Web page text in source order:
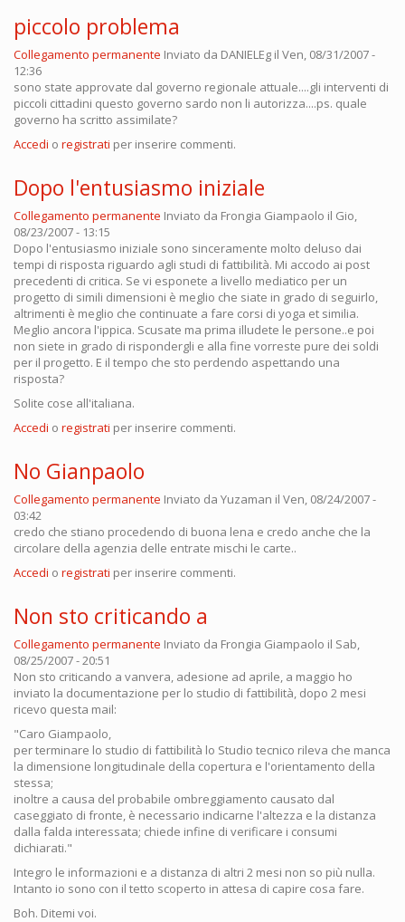
piccolo problema
Collegamento permanente Inviato da DANIELEg il Ven, 08/31/2007 -
12:36
sono state approvate dal governo regionale attuale....gli interventi di
piccoli cittadini questo governo sardo non li autorizza....ps. quale
governo ha scritto assimilate?
Accedi o registrati per inserire commenti.
Dopo l'entusiasmo iniziale
Collegamento permanente Inviato da Frongia Giampaolo il Gio,
08/23/2007 - 13:15
Dopo l'entusiasmo iniziale sono sinceramente molto deluso dai
tempi di risposta riguardo agli studi di fattibilità. Mi accodo ai post
precedenti di critica. Se vi esponete a livello mediatico per un
progetto di simili dimensioni è meglio che siate in grado di seguirlo,
altrimenti è meglio che continuate a fare corsi di yoga et similia.
Meglio ancora l'ippica. Scusate ma prima illudete le persone..e poi
non siete in grado di rispondergli e alla fine vorreste pure dei soldi
per il progetto. E il tempo che sto perdendo aspettando una
risposta?
Solite cose all'italiana.
Accedi o registrati per inserire commenti.
No Gianpaolo
Collegamento permanente Inviato da Yuzaman il Ven, 08/24/2007 -
03:42
credo che stiano procedendo di buona lena e credo anche che la
circolare della agenzia delle entrate mischi le carte..
Accedi o registrati per inserire commenti.
Non sto criticando a
Collegamento permanente Inviato da Frongia Giampaolo il Sab,
08/25/2007 - 20:51
Non sto criticando a vanvera, adesione ad aprile, a maggio ho
inviato la documentazione per lo studio di fattibilità, dopo 2 mesi
ricevo questa mail:
"Caro Giampaolo,
per terminare lo studio di fattibilità lo Studio tecnico rileva che manca
la dimensione longitudinale della copertura e l'orientamento della
stessa;
inoltre a causa del probabile ombreggiamento causato dal
caseggiato di fronte, è necessario indicarne l'altezza e la distanza
dalla falda interessata; chiede infine di verificare i consumi
dichiarati."
Integro le informazioni e a distanza di altri 2 mesi non so più nulla.
Intanto io sono con il tetto scoperto in attesa di capire cosa fare.
Boh. Ditemi voi.